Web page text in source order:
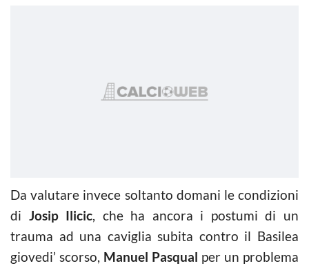
Da valutare invece soltanto domani le condizioni
di Josip Ilicic, che ha ancora i postumi di un
trauma ad una caviglia subita contro il Basilea
giovedi’ scorso, Manuel Pasqual per un problema